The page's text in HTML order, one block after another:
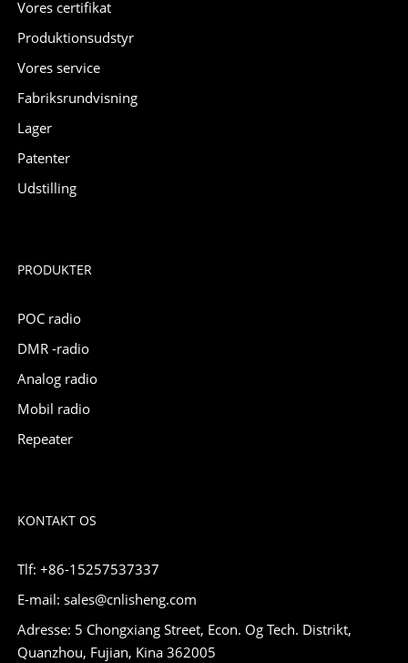
Vores certifikat
Produktionsudstyr
Vores service
Fabriksrundvisning
Lager
Patenter
Udstilling
PRODUKTER
POC radio
DMR -radio
Analog radio
Mobil radio
Repeater
KONTAKT OS
Tlf: +86-15257537337
E-mail: sales@cnlisheng.com
Adresse: 5 Chongxiang Street, Econ. Og Tech. Distrikt,
Quanzhou, Fujian, Kina 362005